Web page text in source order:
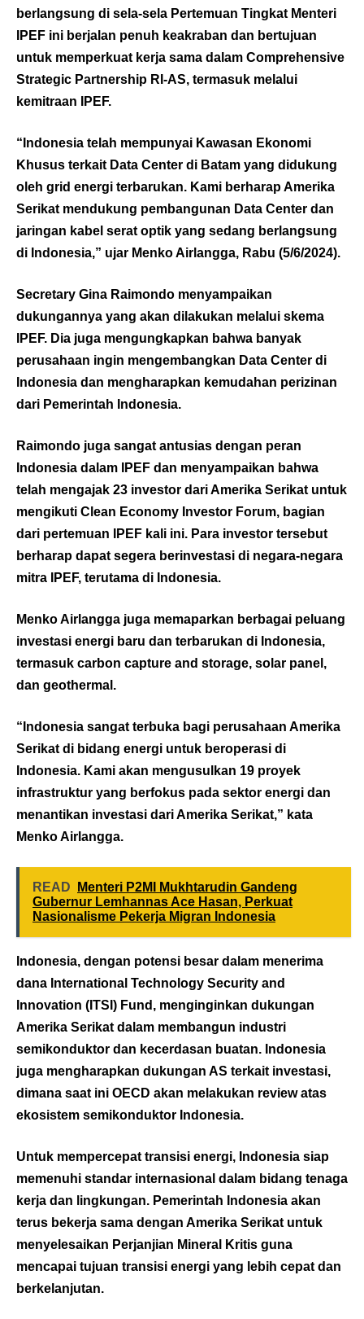
berlangsung di sela-sela Pertemuan Tingkat Menteri
IPEF ini berjalan penuh keakraban dan bertujuan
untuk memperkuat kerja sama dalam Comprehensive
Strategic Partnership RI-AS, termasuk melalui
kemitraan IPEF.
“Indonesia telah mempunyai Kawasan Ekonomi
Khusus terkait Data Center di Batam yang didukung
oleh grid energi terbarukan. Kami berharap Amerika
Serikat mendukung pembangunan Data Center dan
jaringan kabel serat optik yang sedang berlangsung
di Indonesia,” ujar Menko Airlangga, Rabu (5/6/2024).
Secretary Gina Raimondo menyampaikan
dukungannya yang akan dilakukan melalui skema
IPEF. Dia juga mengungkapkan bahwa banyak
perusahaan ingin mengembangkan Data Center di
Indonesia dan mengharapkan kemudahan perizinan
dari Pemerintah Indonesia.
Raimondo juga sangat antusias dengan peran
Indonesia dalam IPEF dan menyampaikan bahwa
telah mengajak 23 investor dari Amerika Serikat untuk
mengikuti Clean Economy Investor Forum, bagian
dari pertemuan IPEF kali ini. Para investor tersebut
berharap dapat segera berinvestasi di negara-negara
mitra IPEF, terutama di Indonesia.
Menko Airlangga juga memaparkan berbagai peluang
investasi energi baru dan terbarukan di Indonesia,
termasuk carbon capture and storage, solar panel,
dan geothermal.
“Indonesia sangat terbuka bagi perusahaan Amerika
Serikat di bidang energi untuk beroperasi di
Indonesia. Kami akan mengusulkan 19 proyek
infrastruktur yang berfokus pada sektor energi dan
menantikan investasi dari Amerika Serikat,” kata
Menko Airlangga.
READ
Menteri P2MI Mukhtarudin Gandeng
Gubernur Lemhannas Ace Hasan, Perkuat
Nasionalisme Pekerja Migran Indonesia
Indonesia, dengan potensi besar dalam menerima
dana International Technology Security and
Innovation (ITSI) Fund, menginginkan dukungan
Amerika Serikat dalam membangun industri
semikonduktor dan kecerdasan buatan. Indonesia
juga mengharapkan dukungan AS terkait investasi,
dimana saat ini OECD akan melakukan review atas
ekosistem semikonduktor Indonesia.
Untuk mempercepat transisi energi, Indonesia siap
memenuhi standar internasional dalam bidang tenaga
kerja dan lingkungan. Pemerintah Indonesia akan
terus bekerja sama dengan Amerika Serikat untuk
menyelesaikan Perjanjian Mineral Kritis guna
mencapai tujuan transisi energi yang lebih cepat dan
berkelanjutan.